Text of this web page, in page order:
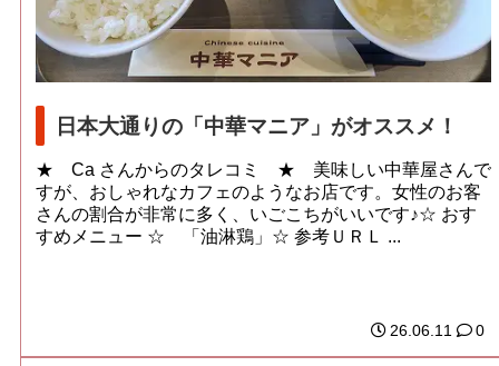
日本大通りの「中華マニア」がオススメ！
★ Ca さんからのタレコミ ★ 美味しい中華屋さんで
すが、おしゃれなカフェのようなお店です。女性のお客
さんの割合が非常に多く、いごこちがいいです♪☆ おす
すめメニュー ☆ 「油淋鶏」☆ 参考ＵＲＬ ...
26.06.11 0